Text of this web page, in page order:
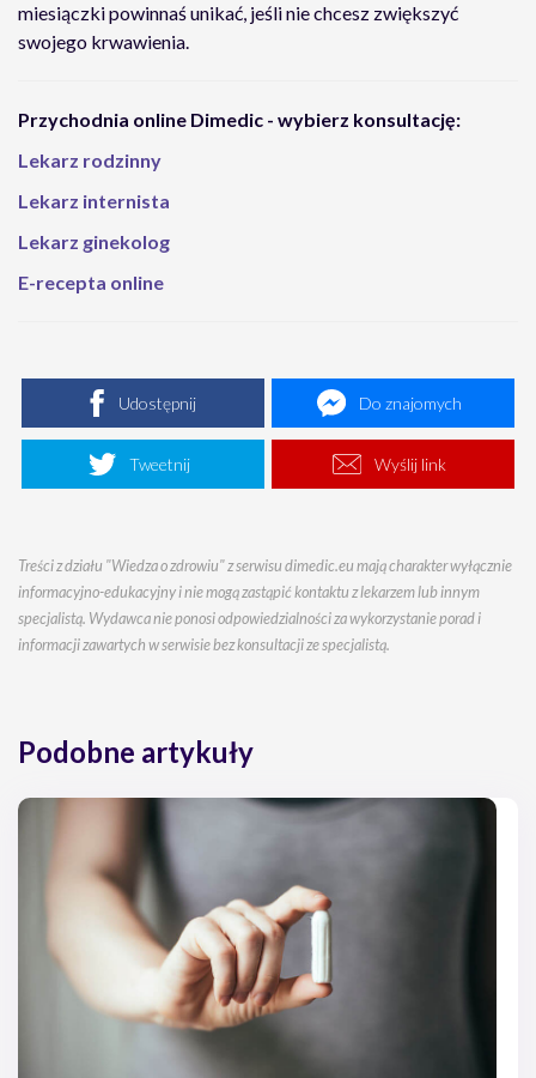
miesiączki powinnaś unikać, jeśli nie chcesz zwiększyć
swojego krwawienia.
Przychodnia online Dimedic - wybierz konsultację:
Lekarz rodzinny
Lekarz internista
Lekarz ginekolog
E-recepta online
Udostępnij Do znajomych
Tweetnij Wyślij link
Treści z działu "Wiedza o zdrowiu" z serwisu dimedic.eu mają charakter wyłącznie
informacyjno-edukacyjny i nie mogą zastąpić kontaktu z lekarzem lub innym
specjalistą. Wydawca nie ponosi odpowiedzialności za wykorzystanie porad i
informacji zawartych w serwisie bez konsultacji ze specjalistą.
Podobne artykuły